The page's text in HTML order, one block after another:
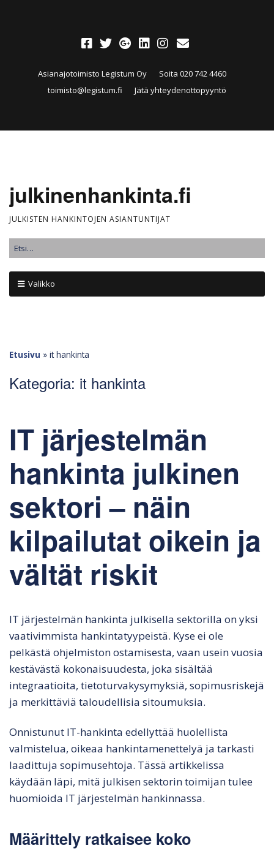
Asianajotoimisto Legistum Oy
Soita 020 742 4460
toimisto@legistum.fi
Jätä yhteydenottopyyntö
julkinenhankinta.fi
JULKISTEN HANKINTOJEN ASIANTUNTIJAT
Valikko
Etusivu » it hankinta
Kategoria: it hankinta
IT järjestelmän
hankinta julkinen
sektori – näin
kilpailutat oikein ja
vältät riskit
IT järjestelmän hankinta julkisella sektorilla on yksi
vaativimmista hankintatyypeistä. Kyse ei ole
pelkästä ohjelmiston ostamisesta, vaan usein vuosia
kestävästä kokonaisuudesta, joka sisältää
integraatioita, tietoturvakysymyksiä, sopimusriskejä
ja merkittäviä taloudellisia sitoumuksia.
Onnistunut IT-hankinta edellyttää huolellista
valmistelua, oikeaa hankintamenettelyä ja tarkasti
laadittuja sopimusehtoja. Tässä artikkelissa
käydään läpi, mitä julkisen sektorin toimijan tulee
huomioida IT järjestelmän hankinnassa.
Määrittely ratkaisee koko